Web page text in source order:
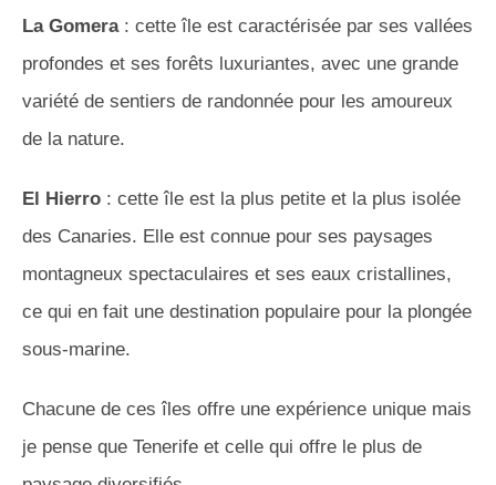
La Gomera: cette île est caractérisée par ses vallées
profondes et ses forêts luxuriantes, avec une grande
variété de sentiers de randonnée pour les amoureux
de la nature.
El Hierro : cette île est la plus petite et la plus isolée
des Canaries. Elle est connue pour ses paysages
montagneux spectaculaires et ses eaux cristallines,
ce qui en fait une destination populaire pour la plongée
sous-marine.
Chacune de ces îles offre une expérience unique mais
je pense que Tenerife et celle qui offre le plus de